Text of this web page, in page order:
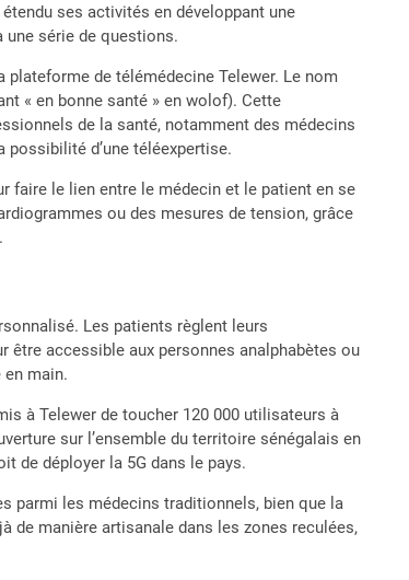
ses activités en développant une
une série de questions.
de télémédecine Telewer. Le nom
« en bonne santé » en wolof). Cette
de la santé, notamment des médecins
d’une téléexpertise.
faire le lien entre le médecin et le patient en se
ou des mesures de tension, grâce
Les patients règlent leurs
accessible aux personnes analphabètes ou
main.
à Telewer de toucher 120 000 utilisateurs à
sur l’ensemble du territoire sénégalais en
de déployer la 5G dans le pays.
parmi les médecins traditionnels, bien que la
de manière artisanale dans les zones reculées,